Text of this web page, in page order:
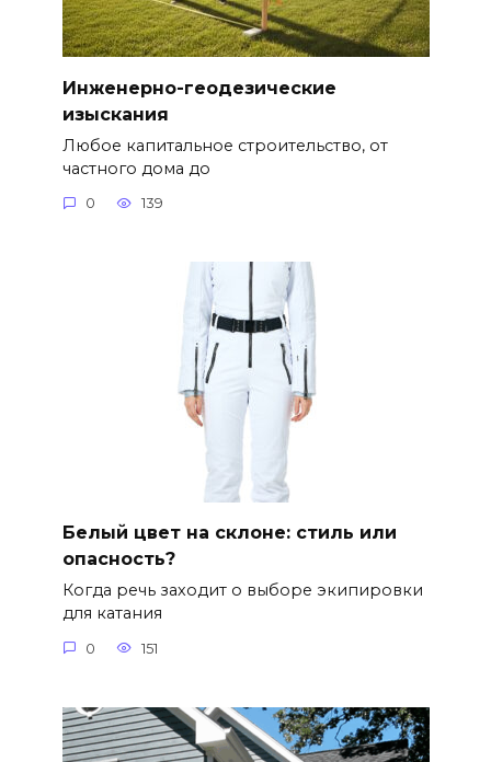
Инженерно-геодезические
изыскания
Любое капитальное строительство, от
частного дома до
0 139
Белый цвет на склоне: стиль или
опасность?
Когда речь заходит о выборе экипировки
для катания
0 151